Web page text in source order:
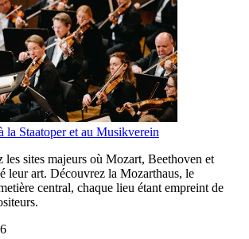
la Staatoper et au Musikverein
les sites majeurs où Mozart, Beethoven et
leur art. Découvrez la Mozarthaus, le
central, chaque lieu étant empreint de